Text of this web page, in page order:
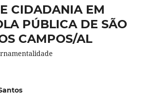
CIDADANIA EM
PÚBLICA DE SÃO
CAMPOS/AL